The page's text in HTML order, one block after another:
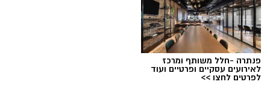
פנתרה -חלל משותף ומרכז
לאירועים עסקיים ופרטיים ועוד
לפרטים לחצו >>